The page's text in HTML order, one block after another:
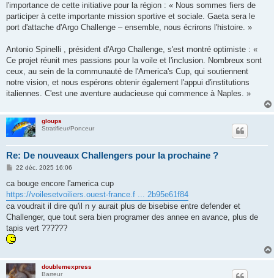
l'importance de cette initiative pour la région : « Nous sommes fiers de
participer à cette importante mission sportive et sociale. Gaeta sera le
port d'attache d'Argo Challenge – ensemble, nous écrirons l'histoire. »
Antonio Spinelli , président d'Argo Challenge, s'est montré optimiste : «
Ce projet réunit mes passions pour la voile et l'inclusion. Nombreux sont
ceux, au sein de la communauté de l'America's Cup, qui soutiennent
notre vision, et nous espérons obtenir également l'appui d'institutions
italiennes. C'est une aventure audacieuse qui commence à Naples. »
gloups
Stratifieur/Ponceur
Re: De nouveaux Challengers pour la prochaine ?
M
s
a
g
e
22 déc. 2025 16:06
ca bouge encore l'america cup
https://voilesetvoiliers.ouest-france.f ... 2b95e61f84
ca voudrait il dire qu'il n y aurait plus de bisebise entre defender et
Challenger, que tout sera bien programer des annee en avance, plus de
tapis vert ??????
doublemexpress
Barreur